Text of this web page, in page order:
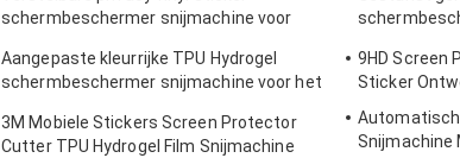
schermbeschermer snijmachine voor
Aangepaste kleurrijke TPU Hydrogel
schermbeschermer snijmachine voor het
3M Mobiele Stickers Screen Protector
Cutter TPU Hydrogel Film Snijmachine
9HD Screen
Sticker
Snijmachine